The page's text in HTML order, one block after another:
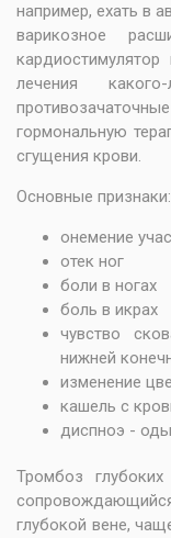
например, ехать в
варикозное
лечения
гормональную
сгущения крови.
Основные признаки:
онемение
отек ног
боли в ногах
боль в икрах
чувство
нижней
изменение
кашель с
диспноэ -
Тромбоз
глубокой вене,